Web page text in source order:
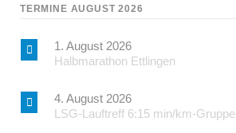
TERMINE AUGUST 2026
1. August 2026
Halbmarathon Ettlingen
4. August 2026
LSG-Lauftreff 6:15 min/km-Gruppe